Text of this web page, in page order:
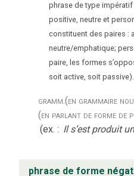
phrase de type
positive, neutre et
constituent des paires :
neutre/emphatique;
paire, les formes
soit active, soit passive).
gramm.(en grammaire
(en parlant de forme de
(ex. : Il s’est produit
phrase de forme